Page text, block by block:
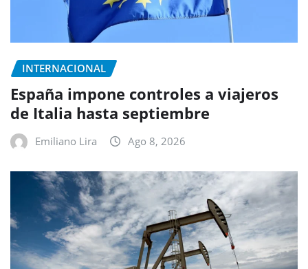
INTERNACIONAL
España impone controles a viajeros
de Italia hasta septiembre
Emiliano Lira Ago 8, 2026